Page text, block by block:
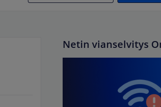
Netin vianselvitys